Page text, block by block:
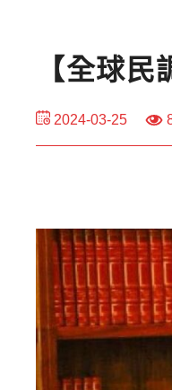
【全球
2024-03-25